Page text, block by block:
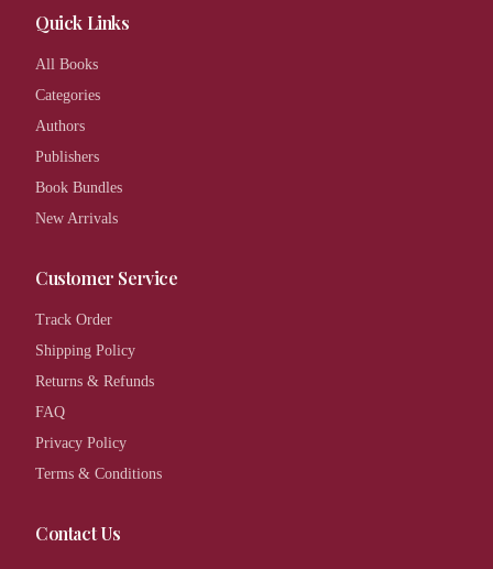
Quick Links
All Books
Categories
Authors
Publishers
Book Bundles
New Arrivals
Customer Service
Track Order
Shipping Policy
Returns & Refunds
FAQ
Privacy Policy
Terms & Conditions
Contact Us